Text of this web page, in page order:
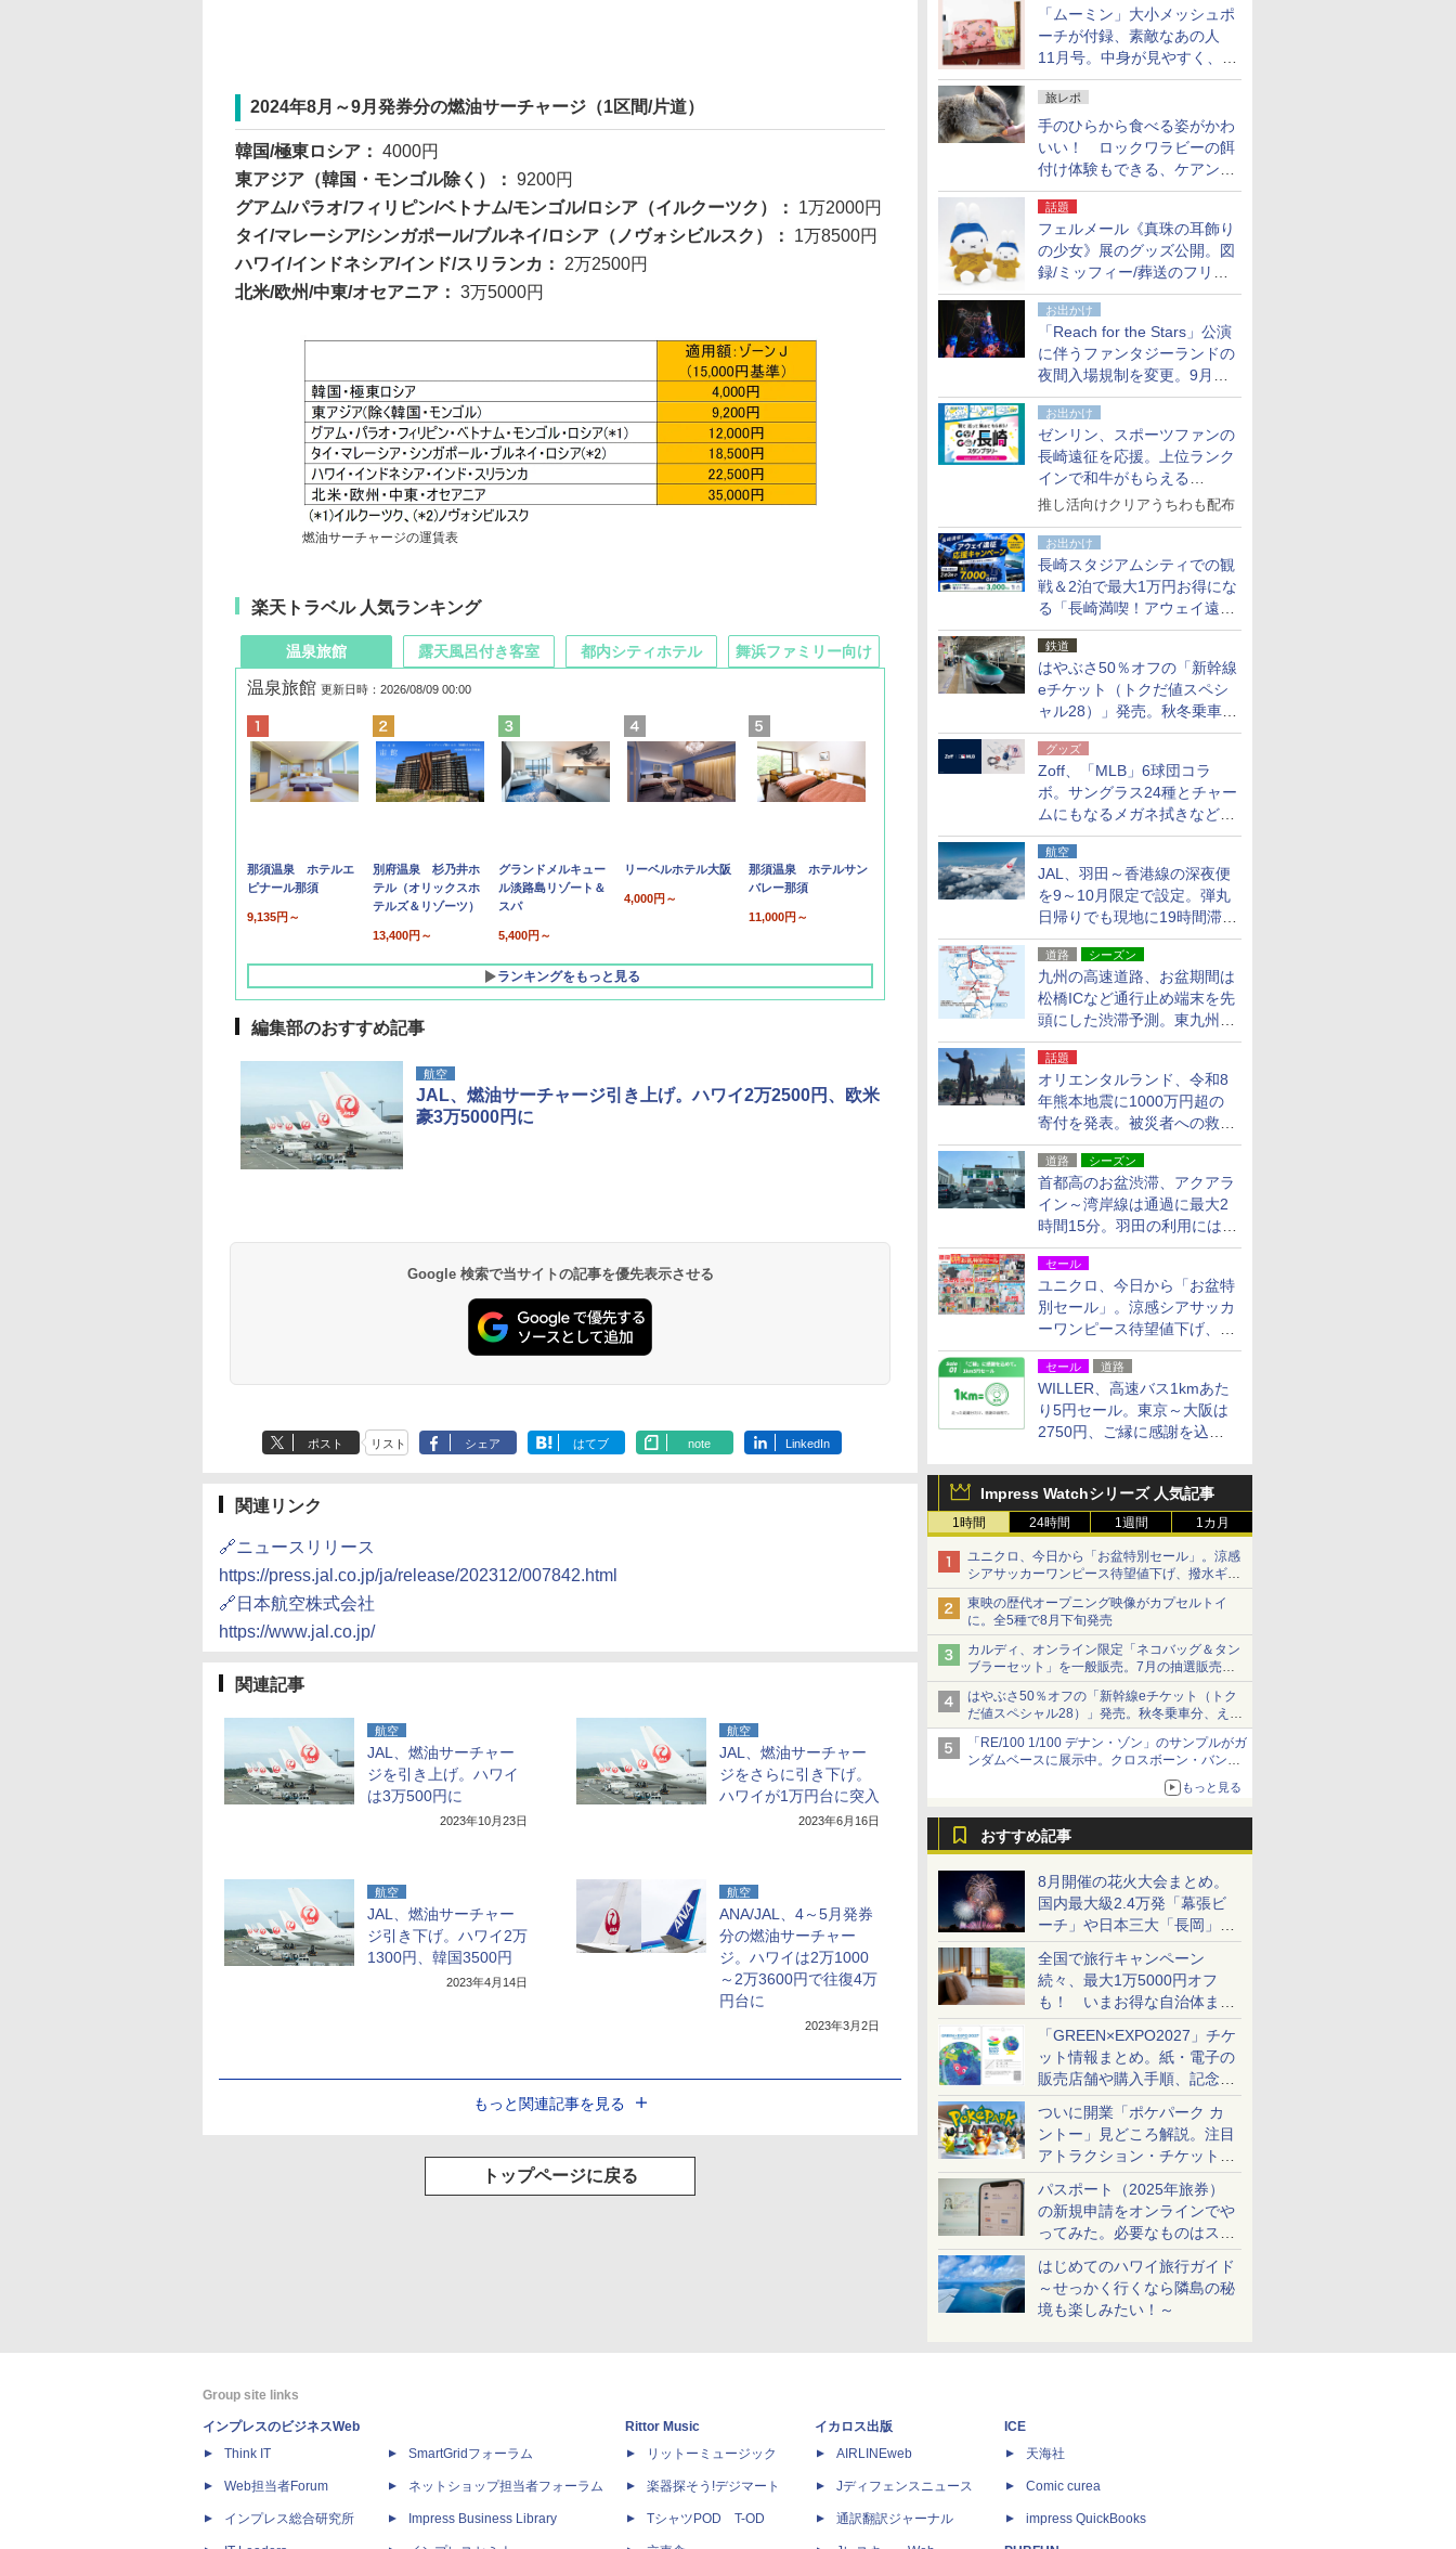
「ムーミン」大小メッシュポ
ーチが付録、素敵なあの人
11月号。中身が見やすく、温
泉スパにも使える
旅レポ
手のひらから食べる姿がかわ
いい！ ロックワラビーの餌
付け体験もできる、ケアンズ
でアサートン高原の日本語ガ
イド付きツアーに参加してみ
た
話題
フェルメール《真珠の耳飾り
の少女》展のグッズ公開。図
録/ミッフィー/葬送のフリー
レンほか、注目ブランドコラ
ボが実現
お出かけ
「Reach for the Stars」公演
に伴うファンタジーランドの
夜間入場規制を変更。9月か
ら18時50分～20時ごろに
お出かけ
ゼンリン、スポーツファンの
長崎遠征を応援。上位ランク
インで和牛がもらえる
「GO！GO！長崎スタンプラ
推し活向けクリアうちわも配布
お出かけ
長崎スタジアムシティでの観
戦＆2泊で最大1万円お得にな
る「長崎満喫！アウェイ遠征
応援キャンペーン」
鉄道
はやぶさ50％オフの「新幹線
eチケット（トクだ値スペシ
ャル28）」発売。秋冬乗車
分、えきねっと限定
グッズ
Zoff、「MLB」6球団コラ
ボ。サングラス24種とチャー
ムにもなるメガネ拭きなど雑
貨24種
航空
JAL、羽田～香港線の深夜便
を9～10月限定で設定。弾丸
日帰りでも現地に19時間滞在
できる
道路 シーズン
九州の高速道路、お盆期間は
松橋ICなど通行止め端末を先
頭にした渋滞予測。東九州道
への迂回は料金調整を実施
話題
オリエンタルランド、令和8
年熊本地震に1000万円超の
寄付を発表。被災者への救援
活動・復旧支援
道路 シーズン
首都高のお盆渋滞、アクアラ
イン～湾岸線は通過に最大2
時間15分。羽田の利用には
「空港西出口」の利用検討を
セール
ユニクロ、今日から「お盆特
別セール」。涼感シアサッカ
ーワンピース待望値下げ、撥
水ギアショーツは1990円に
セール 道路
WILLER、高速バス1kmあた
り5円セール。東京～大阪は
2750円、ご縁に感謝を込め
Impress Watchシリーズ 人気記事
1時間 24時間 1週間 1カ月
ユニクロ、今日から「お盆特別セール」。涼感
シアサッカーワンピース待望値下げ、撥水ギア
ショーツは1990円に
東映の歴代オープニング映像がカプセルトイ
に。全5種で8月下旬発売
カルディ、オンライン限定「ネコバッグ＆タン
ブラーセット」を一般販売。7月の抽選販売の
当選無効分
はやぶさ50％オフの「新幹線eチケット（トク
だ値スペシャル28）」発売。秋冬乗車分、えき
ねっと限定
「RE/100 1/100 デナン・ゾン」のサンプルがガ
ンダムベースに展示中。クロスボーン・バンガ
ードの制式量産機が間もなく発送【ガンダムベ
もっと見る
おすすめ記事
8月開催の花火大会まとめ。
国内最大級2.4万発「幕張ビ
ーチ」や日本三大「長岡」な
ど大型イベント目白押し！
全国で旅行キャンペーン
続々、最大1万5000円オフ
も！ いまお得な自治体まと
め
「GREEN×EXPO2027」チケ
ット情報まとめ。紙・電子の
販売店舗や購入手順、記念チ
ケットも解説
ついに開業「ポケパーク カ
ントー」見どころ解説。注目
アトラクション・チケット手
配・来場前に必要な準備は？
パスポート（2025年旅券）
の新規申請をオンラインでや
ってみた。必要なものはスマ
ホとマイナカードのみ
はじめてのハワイ旅行ガイド
～せっかく行くなら隣島の秘
境も楽しみたい！～
2024年8月～9月発券分の燃油サーチャージ（1区間/片道）
韓国/極東ロシア： 4000円
東アジア（韓国・モンゴル除く）： 9200円
グアム/パラオ/フィリピン/ベトナム/モンゴル/ロシア（イルクーツク）： 1万2000円
タイ/マレーシア/シンガポール/ブルネイ/ロシア（ノヴォシビルスク）： 1万8500円
ハワイ/インドネシア/インド/スリランカ： 2万2500円
北米/欧州/中東/オセアニア： 3万5000円
燃油サーチャージの運賃表
楽天トラベル 人気ランキング
温泉旅館
温泉旅館 更新日時：2026/08/09 00:00
那須温泉 ホテルエ
ピナール那須
9,135円～
別府温泉 杉乃井ホ
テル（オリックスホ
テルズ＆リゾーツ）
13,400円～
グランドメルキュー
ル淡路島リゾート＆
スパ
5,400円～
リーベルホテル大阪
4,000円～
那須温泉 ホテルサン
バレー那須
11,000円～
ランキングをもっと見る
露天風呂付き客室
10,450円～
19,541円～
都内シティホテル 舞浜ファミリー向け
7,950円～
5,758円～
編集部のおすすめ記事
航空
JAL、燃油サーチャージ引き上げ。ハワイ2万2500円、欧米
豪3万5000円に
Google 検索で当サイトの記事を優先表示させる
ポスト リスト シェア はてブ note LinkedIn
関連リンク
🔗ニュースリリース
https://press.jal.co.jp/ja/release/202312/007842.html
🔗日本航空株式会社
https://www.jal.co.jp/
関連記事
航空
JAL、燃油サーチャー
ジを引き上げ。ハワイ
は3万500円に
2023年10月23日
航空
JAL、燃油サーチャー
ジをさらに引き下げ。
ハワイが1万円台に突入
2023年6月16日
航空
JAL、燃油サーチャー
ジ引き下げ。ハワイ2万
1300円、韓国3500円
2023年4月14日
航空
ANA/JAL、4～5月発券
分の燃油サーチャー
ジ。ハワイは2万1000
～2万3600円で往復4万
円台に
2023年3月2日
もっと関連記事を見る
トップページに戻る
Group site links
インプレスのビジネスWeb
Think IT
Web担当者Forum
インプレス総合研究所
SmartGridフォーラム
ネットショップ担当者フォーラム
Impress Business Library
Rittor Music
リットーミュージック
楽器探そう!デジマート
TシャツPOD T-OD
イカロス出版
AIRLINEweb
Jディフェンスニュース
通訳翻訳ジャーナル
ICE
天海社
Comic curea
impress QuickBooks